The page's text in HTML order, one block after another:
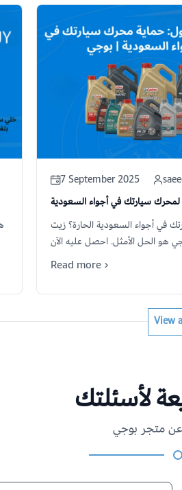
7 September 2025
لمحرك سيارتك في أجواء السعودية
أجواء السعودية الحارة؟ زيت
Read more
View
لأسئلتك
متجر بوجي